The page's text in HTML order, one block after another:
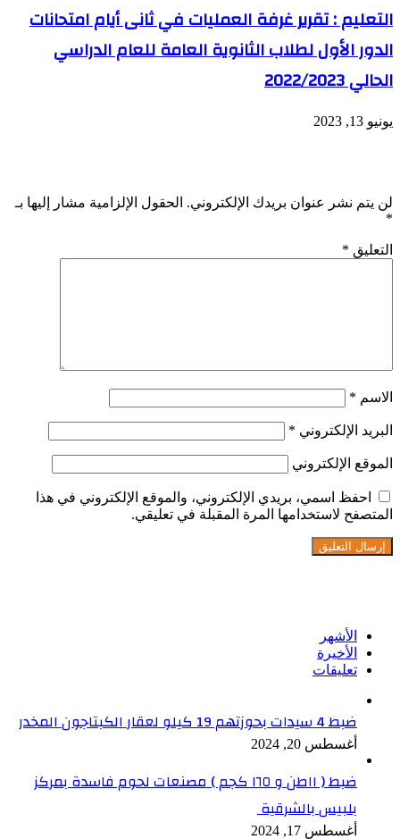
التعليم : تقرير غرفة العمليات في ثانى أيام امتحانات
الدور الأول لطلاب الثانوية العامة للعام الدراسي
الحالي 2022/2023
يونيو 13, 2023
لن يتم نشر عنوان بريدك الإلكتروني. الحقول الإلزامية مشار إليها بـ
*
التعليق *
الاسم *
البريد الإلكتروني *
الموقع الإلكتروني
احفظ اسمي، بريدي الإلكتروني، والموقع الإلكتروني في هذا
المتصفح لاستخدامها المرة المقبلة في تعليقي.
الأشهر
الأخيرة
تعليقات
ضبط 4 سيدات بحوزتهم 19 كيلو لعقار الكبتاجون المخدر
أغسطس 20, 2024
ضبط ( ١١طن و ١٦٥ كجم ) مصنعات لحوم فاسدة بمركز
بلبيس بالشرقية
أغسطس 17, 2024